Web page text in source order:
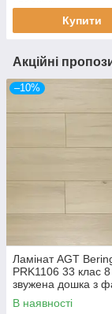
Купити
Акційні
–10%
Ламінат AGT
PRK1106 33 клас
звужена дошка з
В наявності